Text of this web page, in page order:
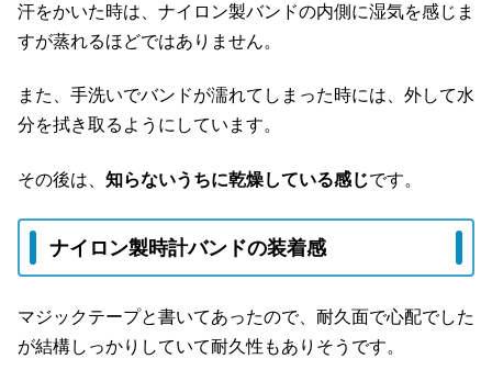
汗をかいた時は、ナイロン製バンドの内側に湿気を感じま
すが蒸れるほどではありません。
また、手洗いでバンドが濡れてしまった時には、外して水
分を拭き取るようにしています。
その後は、 知らないうちに乾燥している感じです。
ナイロン製時計バンドの装着感
マジックテープと書いてあったので、耐久面で心配でした
が結構しっかりしていて耐久性もありそうです。